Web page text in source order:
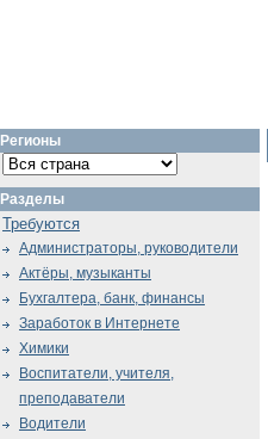
Регионы
Разделы
Требуются
Администраторы, руководители
Актёры, музыканты
Бухгалтера, банк, финансы
Заработок в Интернете
Химики
Воспитатели, учителя,
преподаватели
Водители